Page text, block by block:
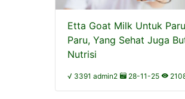
Etta Goat Milk Untuk Paru
Paru, Yang Sehat Juga
Nutrisi
√ 3391 admin2 28-11-25